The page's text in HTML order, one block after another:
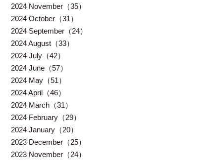
2024 November（35）
2024 October（31）
2024 September（24）
2024 August（33）
2024 July（42）
2024 June（57）
2024 May（51）
2024 April（46）
2024 March（31）
2024 February（29）
2024 January（20）
2023 December（25）
2023 November（24）